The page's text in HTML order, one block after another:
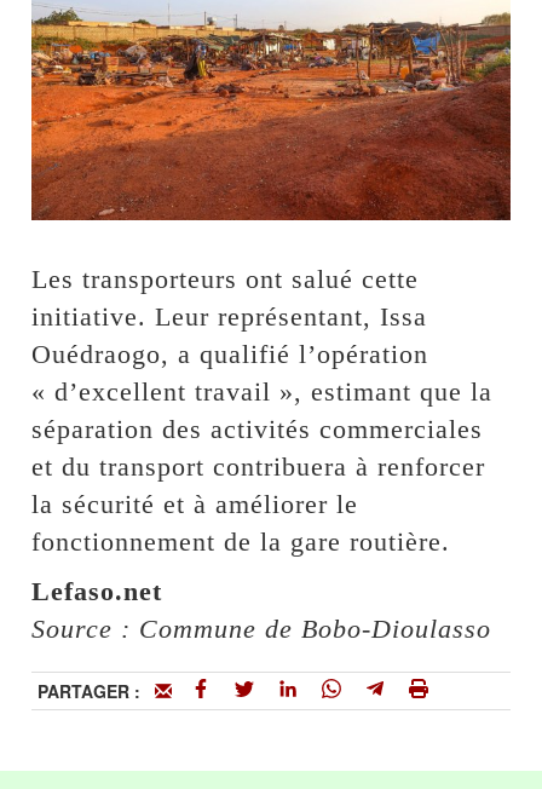
Les transporteurs ont salué cette
initiative. Leur représentant, Issa
Ouédraogo, a qualifié l’opération
« d’excellent travail », estimant que la
séparation des activités commerciales
et du transport contribuera à renforcer
la sécurité et à améliorer le
fonctionnement de la gare routière.
Lefaso.net
Source : Commune de Bobo-Dioulasso
PARTAGER :